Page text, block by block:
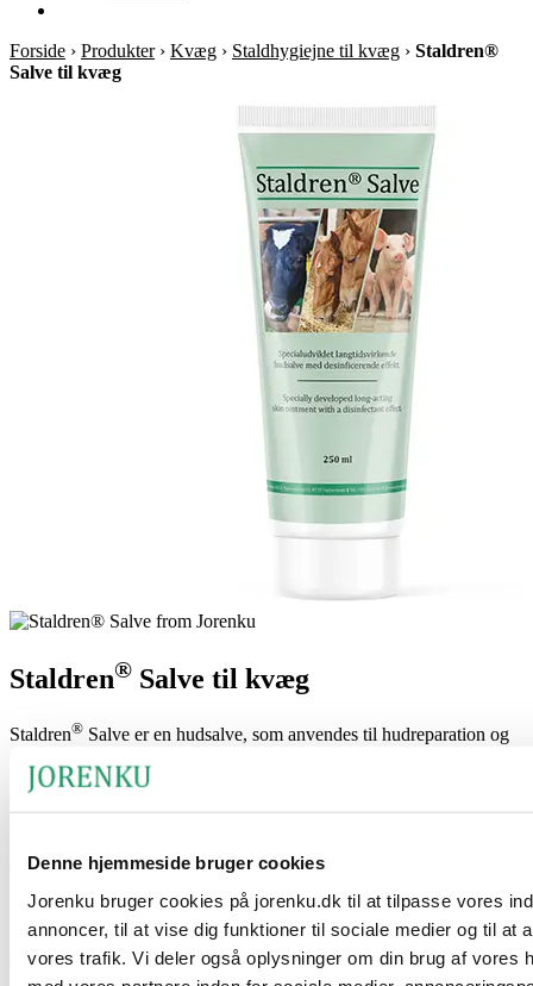
Denne hjemmeside bruger cookies
Jorenku bruger cookies på jorenku.dk til at tilpasse vores
annoncer, til at vise dig funktioner til sociale medier og til at
vores trafik. Vi deler også oplysninger om din brug af vores
Forside › Produkter› Kvæg › Staldhygiejne til kvæg › Staldren®
Salve til kvæg
Staldren® Salve til kvæg
Staldren® Salve er en hudsalve, som anvendes til hudreparation og
hudsalve til udvortes brug på (åbne) sår og irriteret hud m.m. på
kvæg og kalve.
Salven er baseret på de gode egenskaber fraStaldren®, hvilket gør,
at salven udover at være desinficerende og udtørrende også holder